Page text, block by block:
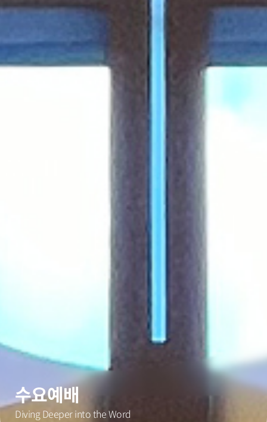
수요예배
Diving Deeper into the Word